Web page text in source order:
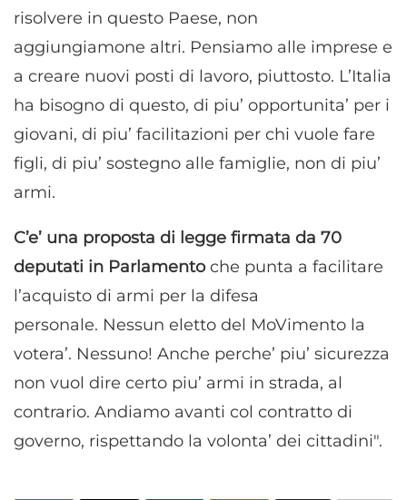
risolvere in questo Paese, non
aggiungiamone altri. Pensiamo alle imprese e
a creare nuovi posti di lavoro, piuttosto. L’Italia
ha bisogno di questo, di piu’ opportunita’ per i
giovani, di piu’ facilitazioni per chi vuole fare
figli, di piu’ sostegno alle famiglie, non di piu’
armi.
C’e’ una proposta di legge firmata da 70
deputati in Parlamentoche punta a facilitare
l’acquisto di armi per la difesa
personale. Nessun eletto del MoVimento la
votera’. Nessuno! Anche perche’ piu’ sicurezza
non vuol dire certo piu’ armi in strada, al
contrario. Andiamo avanti col contratto di
governo, rispettando la volonta’ dei cittadini".